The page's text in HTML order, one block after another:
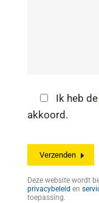
Ik heb de
akkoord.
Deze website wordt
privacybeleid en
toepassing.